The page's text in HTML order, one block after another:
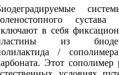
в себя
из
/
Этот сополимер